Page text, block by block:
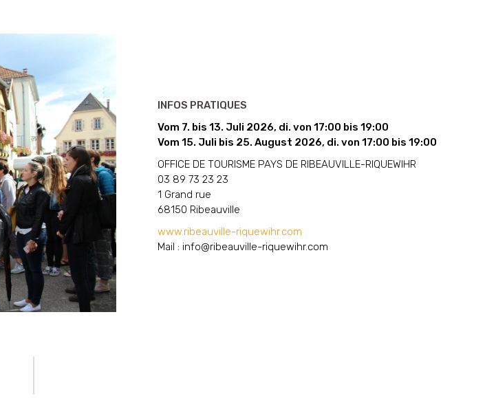
INFOS PRATIQUES
Vom 7. bis 13. Juli 2026, di. von 17:00 bis 19:00
Vom 15. Juli bis 25. August 2026, di. von 17:00 bis 19:00
OFFICE DE TOURISME PAYS DE RIBEAUVILLE-RIQUEWIHR
03 89 73 23 23
1 Grand rue
68150 Ribeauville
www.ribeauville-riquewihr.com
Mail : info@ribeauville-riquewihr.com